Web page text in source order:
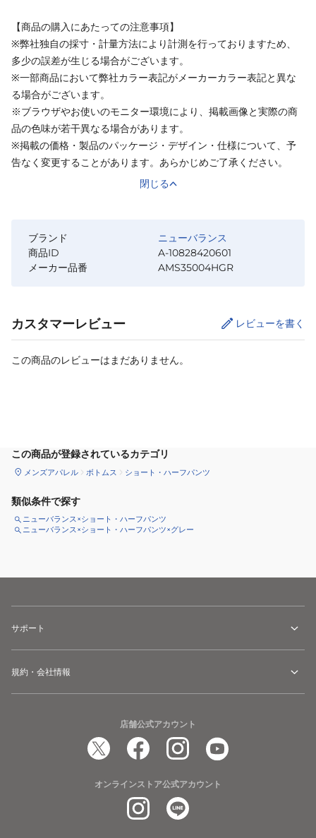
【商品の購入にあたっての注意事項】
※弊社独自の採寸・計量方法により計測を行っておりますため、
多少の誤差が生じる場合がございます。
※一部商品において弊社カラー表記がメーカーカラー表記と異な
る場合がございます。
※ブラウザやお使いのモニター環境により、掲載画像と実際の商
品の色味が若干異なる場合があります。
※掲載の価格・製品のパッケージ・デザイン・仕様について、予
告なく変更することがあります。あらかじめご了承ください。
閉じる
ブランド
ニューバランス
商品ID
A-10828420601
メーカー品番
AMS35004HGR
カスタマーレビュー レビューを書く
この商品のレビューはまだありません。
この商品が登録されているカテゴリ
メンズアパレル ボトムス ショート・ハーフパンツ
類似条件で探す
ニューバランス×ショート・ハーフパンツ
ニューバランス×ショート・ハーフパンツ×グレー
サポート
規約・会社情報
店舗公式アカウント
オンラインストア公式アカウント